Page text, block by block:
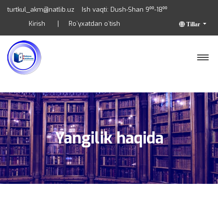
turtkul_akm@natlib.uz Ish vaqti: Dush-Shan 9⁰⁰-18⁰⁰
Tillar
Kirish Ro`yxatdan o`tish
Yangilik haqida